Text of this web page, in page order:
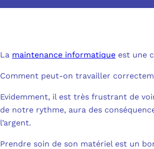
La maintenance informatique est une
Comment peut-on travailler
Evidemment, il est très frustrant de
de notre rythme, aura des
l’argent.
Prendre soin de son matériel est un